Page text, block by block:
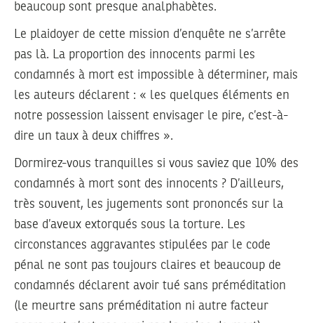
beaucoup sont presque analphabètes.
Le plaidoyer de cette mission d’enquête ne s’arrête
pas là. La proportion des innocents parmi les
condamnés à mort est impossible à déterminer, mais
les auteurs déclarent : « les quelques éléments en
notre possession laissent envisager le pire, c’est-à-
dire un taux à deux chiffres ».
Dormirez-vous tranquilles si vous saviez que 10% des
condamnés à mort sont des innocents ? D’ailleurs,
très souvent, les jugements sont prononcés sur la
base d’aveux extorqués sous la torture. Les
circonstances aggravantes stipulées par le code
pénal ne sont pas toujours claires et beaucoup de
condamnés déclarent avoir tué sans préméditation
(le meurtre sans préméditation ni autre facteur